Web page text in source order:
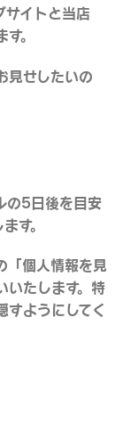
サイトと当店
。
見せしたいの
の5日後を目安
す。
「個人情報を見
いたします。特
すようにしてく